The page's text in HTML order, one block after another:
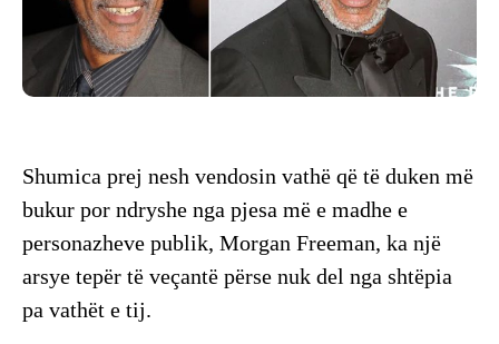
Shumica prej nesh vendosin vathë që të duken më
bukur por ndryshe nga pjesa më e madhe e
personazheve publik, Morgan Freeman, ka një
arsye tepër të veçantë përse nuk del nga shtëpia
pa vathët e tij.